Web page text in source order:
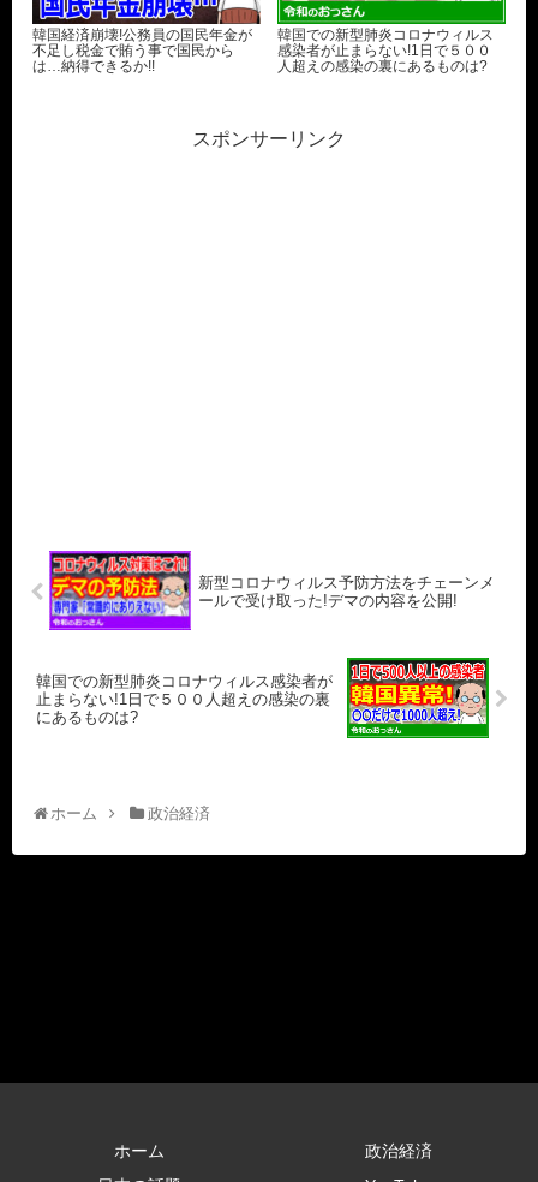
韓国経済崩壊!公務員の国民年金が
不足し税金で賄う事で国民から
は…納得できるか!!
韓国での新型肺炎コロナウィルス
感染者が止まらない!1日で５００
人超えの感染の裏にあるものは?
スポンサーリンク
新型コロナウィルス予防方法をチェーンメ
ールで受け取った!デマの内容を公開!
韓国での新型肺炎コロナウィルス感染者が
止まらない!1日で５００人超えの感染の裏
にあるものは?
ホーム 政治経済
ホーム
政治経済